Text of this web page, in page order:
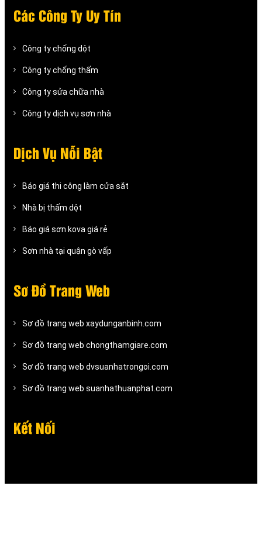
Các Công Ty Uy Tín
Công ty chống dột
Công ty chống thấm
Công ty sửa chữa nhà
Công ty dịch vụ sơn nhà
Dịch Vụ Nỗi Bật
Báo giá thi công làm cửa sắt
Nhà bị thấm dột
Báo giá sơn kova giá rẻ
Sơn nhà tại quận gò vấp
Sơ Đồ Trang Web
Sơ đồ trang web xaydunganbinh.com
Sơ đồ trang web chongthamgiare.com
Sơ đồ trang web dvsuanhatrongoi.com
Sơ đồ trang web suanhathuanphat.com
Kết Nối